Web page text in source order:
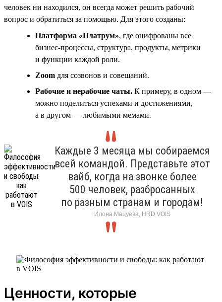
человек ни находился, он всегда может решить рабочий
вопрос и обратиться за помощью. Для этого созданы:
Платформа «Платрум», где оцифрованы все
бизнес-процессы, структура, продукты, метрики
и функции каждой роли.
Zoom для созвонов и совещаний.
Рабочие и нерабочие чаты. К примеру, в одном —
можно поделиться успехами и достижениями,
а в другом — любимыми мемами.
Каждые 3 месяца мы собираемся
всей командой. Представьте этот
вайб, когда на звонке более
500 человек, разбросанных
по разным странам и городам!
Илона Мацуева, HRD VOIS
Ценности, которые